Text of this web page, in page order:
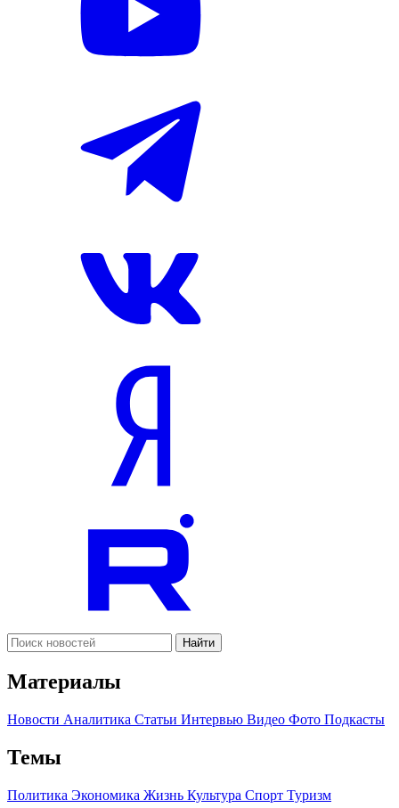
Найти
Материалы
Новости Аналитика Статьи Интервью Видео Фото Подкасты
Темы
Политика Экономика Жизнь Культура Спорт Туризм